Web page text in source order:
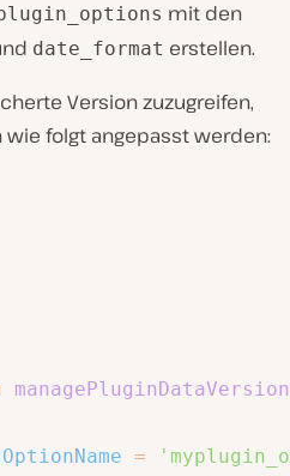
mit den
date_format erstellen.
Version zuzugreifen,
wie folgt angepasst werden:
=